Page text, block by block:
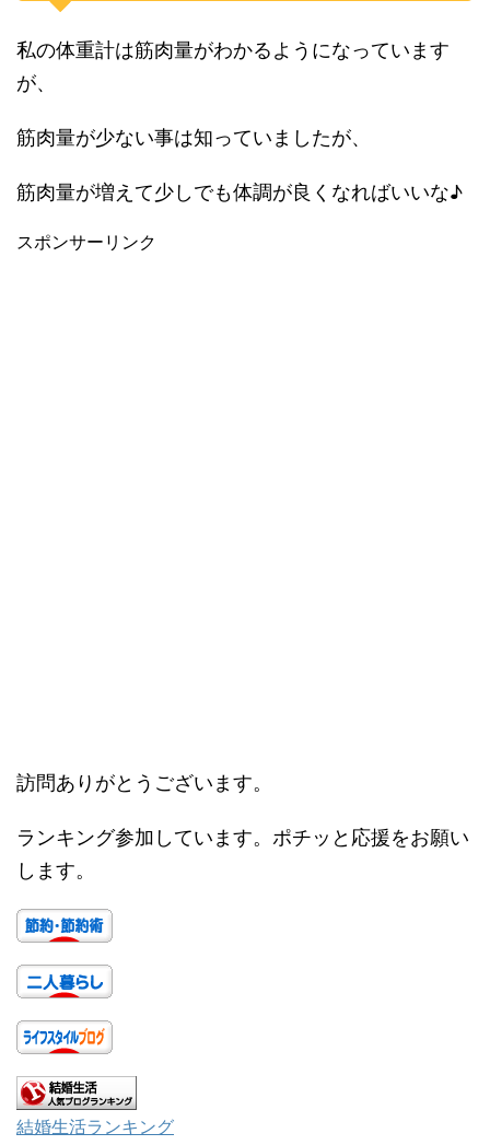
私の体重計は筋肉量がわかるようになっています
が、
筋肉量が少ない事は知っていましたが、
筋肉量が増えて少しでも体調が良くなればいいな♪
スポンサーリンク
訪問ありがとうございます。
ランキング参加しています。ポチッと応援をお願い
します。
結婚生活ランキング